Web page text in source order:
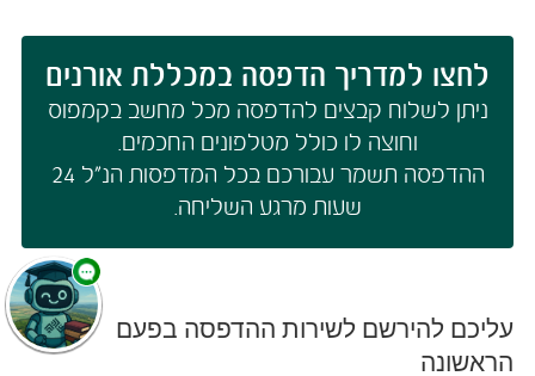
לחצו למדריך הדפסה במכללת אורנים
ניתן לשלוח קבצים להדפסה מכל מחשב בקמפוס
וחוצה לו כולל מטלפונים החכמים.
ההדפסה תשמר עבורכם בכל המדפסות הנ"ל 24
שעות מרגע השליחה.
עליכם להירשם לשירות ההדפסה בפעם
הראשונה